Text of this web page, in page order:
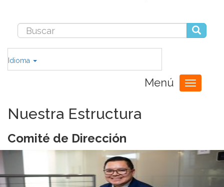
Idioma
Menú
Toggle
navigation
Nuestra Estructura
Comité de Dirección